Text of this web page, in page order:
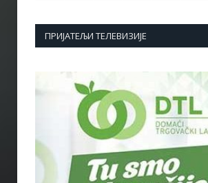
ПРИЈАТЕЉИ ТЕЛЕВИЗИЈЕ